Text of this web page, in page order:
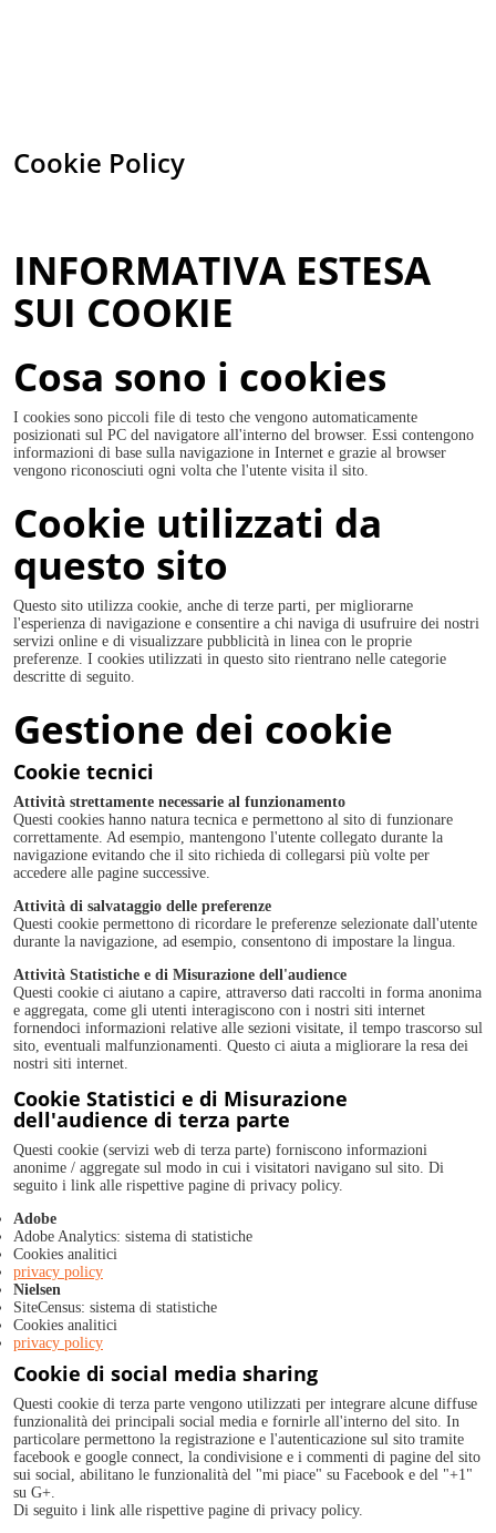
Cookie Policy
INFORMATIVA ESTESA
SUI COOKIE
Cosa sono i cookies
I cookies sono piccoli file di testo che vengono automaticamente
posizionati sul PC del navigatore all'interno del browser. Essi contengono
informazioni di base sulla navigazione in Internet e grazie al browser
vengono riconosciuti ogni volta che l'utente visita il sito.
Cookie utilizzati da
questo sito
Questo sito utilizza cookie, anche di terze parti, per migliorarne
l'esperienza di navigazione e consentire a chi naviga di usufruire dei nostri
servizi online e di visualizzare pubblicità in linea con le proprie
preferenze. I cookies utilizzati in questo sito rientrano nelle categorie
descritte di seguito.
Gestione dei cookie
Cookie tecnici
Attività strettamente necessarie al funzionamento
Questi cookies hanno natura tecnica e permettono al sito di funzionare
correttamente. Ad esempio, mantengono l'utente collegato durante la
navigazione evitando che il sito richieda di collegarsi più volte per
accedere alle pagine successive.
Attività di salvataggio delle preferenze
Questi cookie permettono di ricordare le preferenze selezionate dall'utente
durante la navigazione, ad esempio, consentono di impostare la lingua.
Attività Statistiche e di Misurazione dell'audience
Questi cookie ci aiutano a capire, attraverso dati raccolti in forma anonima
e aggregata, come gli utenti interagiscono con i nostri siti internet
fornendoci informazioni relative alle sezioni visitate, il tempo trascorso sul
sito, eventuali malfunzionamenti. Questo ci aiuta a migliorare la resa dei
nostri siti internet.
Cookie Statistici e di Misurazione
dell'audience di terza parte
Questi cookie (servizi web di terza parte) forniscono informazioni
anonime / aggregate sul modo in cui i visitatori navigano sul sito. Di
seguito i link alle rispettive pagine di privacy policy.
Adobe
Adobe Analytics: sistema di statistiche
Cookies analitici
privacy policy
Nielsen
SiteCensus: sistema di statistiche
Cookies analitici
privacy policy
Cookie di social media sharing
Questi cookie di terza parte vengono utilizzati per integrare alcune diffuse
funzionalità dei principali social media e fornirle all'interno del sito. In
particolare permettono la registrazione e l'autenticazione sul sito tramite
facebook e google connect, la condivisione e i commenti di pagine del sito
sui social, abilitano le funzionalità del "mi piace" su Facebook e del "+1"
su G+.
Di seguito i link alle rispettive pagine di privacy policy.